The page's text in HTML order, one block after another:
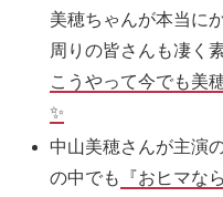
美穂ちゃんが本当に
周りの皆さんも凄く
こうやって今でも美
✨
中山美穂さんが主演
の中でも
『おヒマな